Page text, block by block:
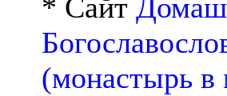
* Сайт
(монастырь в